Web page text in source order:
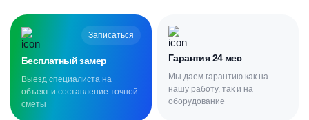
Записаться
Бесплатный замер
Выезд специалиста на
объект и составление точной
сметы
Гарантия 24 мес
Мы даем гарантию как на
нашу работу, так и на
оборудование